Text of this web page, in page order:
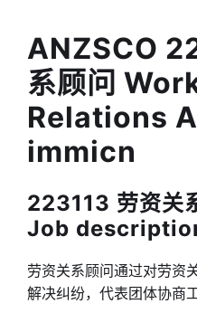
ANZSCO
系顾问
Relations
immicn
223113 劳资关
Job
劳资关系顾问通过对劳资
解决纠纷，代表团体协商